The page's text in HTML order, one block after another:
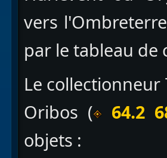
vers
par le tableau
Le collectionneur
Oribos (
64.2
objets :